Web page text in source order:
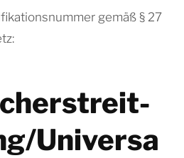
gemäß § 27
Universa